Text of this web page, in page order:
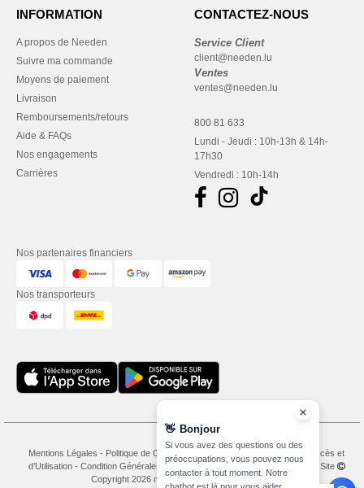
INFORMATION
A propos de Needen
Suivre ma commande
Moyens de paiement
Livraison
Remboursements/retours
Aide & FAQs
Nos engagements
Carrières
CONTACTEZ-NOUS
Service Client
client@needen.lu
Ventes
ventes@needen.lu
800 81 633
Lundi - Jeudi : 10h-13h & 14h-
17h30
Vendredi : 10h-14h
Nos partenaires financiers
Nos transporteurs
Mentions Légales - Politique de Confidentialité
Conditions Générales d’Accès et
d’Utilisation- Condition Générales d'Achat - Politique de Cookies
Plan du Site
Copyright 2026 needen.lu - Tous droits réservés
👋 Bonjour
Si vous avez des questions ou des
préoccupations, vous pouvez nous
contacter à tout moment. Notre